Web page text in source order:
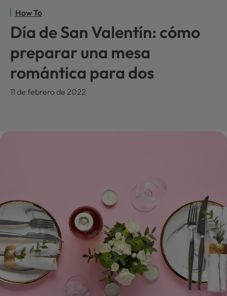
How To
Día de San Valentín: cómo
preparar una mesa
romántica para dos
11 de febrero de 2022